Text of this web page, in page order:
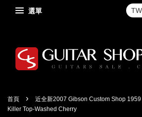
選單
首頁 ›
近全新2007 Gibson Custom Shop
Killer Top-Washed Cherry